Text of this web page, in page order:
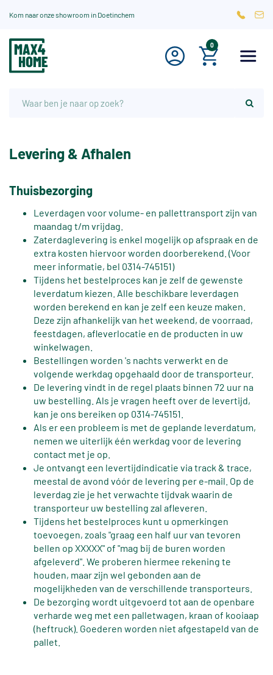
Kom naar onze showroom in Doetinchem
0
Levering & Afhalen
Thuisbezorging
Leverdagen voor volume- en pallettransport zijn van
maandag t/m vrijdag.
Zaterdaglevering is enkel mogelijk op afspraak en de
extra kosten hiervoor worden doorberekend. (Voor
meer informatie, bel 0314-745151)
Tijdens het bestelproces kan je zelf de gewenste
leverdatum kiezen. Alle beschikbare leverdagen
worden berekend en kan je zelf een keuze maken.
Deze zijn afhankelijk van het weekend, de voorraad,
feestdagen, afleverlocatie en de producten in uw
winkelwagen.
Bestellingen worden 's nachts verwerkt en de
volgende werkdag opgehaald door de transporteur.
De levering vindt in de regel plaats binnen 72 uur na
uw bestelling. Als je vragen heeft over de levertijd,
kan je ons bereiken op 0314-745151.
Als er een probleem is met de geplande leverdatum,
nemen we uiterlijk één werkdag voor de levering
contact met je op.
Je ontvangt een levertijdindicatie via track & trace,
meestal de avond vóór de levering per e-mail. Op de
leverdag zie je het verwachte tijdvak waarin de
transporteur uw bestelling zal afleveren.
Tijdens het bestelproces kunt u opmerkingen
toevoegen, zoals "graag een half uur van tevoren
bellen op XXXXX" of "mag bij de buren worden
afgeleverd". We proberen hiermee rekening te
houden, maar zijn wel gebonden aan de
mogelijkheden van de verschillende transporteurs.
De bezorging wordt uitgevoerd tot aan de openbare
verharde weg met een palletwagen, kraan of kooiaap
(heftruck). Goederen worden niet afgestapeld van de
pallet.